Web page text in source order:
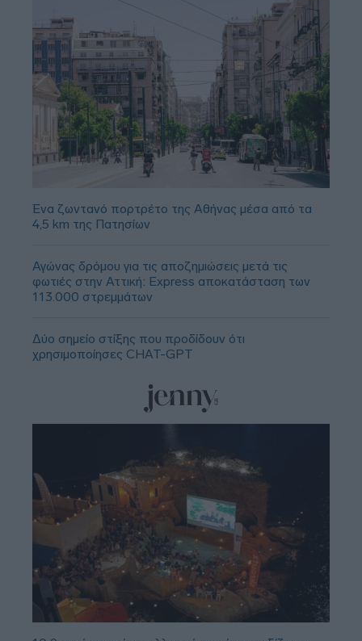
Ένα ζωντανό πορτρέτο της Αθήνας μέσα από τα
4,5 km της Πατησίων
Αγώνας δρόμου για τις αποζημιώσεις μετά τις
φωτιές στην Αττική: Express αποκατάσταση των
113.000 στρεμμάτων
Δύο σημείο στίξης που προδίδουν ότι
χρησιμοποίησες CHAT-GPT